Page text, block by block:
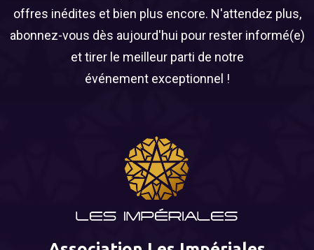
offres inédites et bien plus encore. N'attendez plus,
abonnez-vous dès aujourd'hui pour rester informé(e)
et tirer le meilleur parti de notre
événement exceptionnel !